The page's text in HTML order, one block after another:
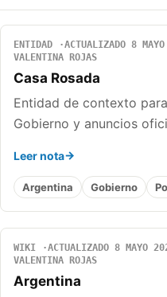
ENTIDAD ACTUALIZADO 8
VALENTINA ROJAS
Casa Rosada
Entidad de contexto
Gobierno y anuncios
Leer nota
Argentina Gobierno
WIKI ACTUALIZADO 8 MAYO
VALENTINA ROJAS
Argentina